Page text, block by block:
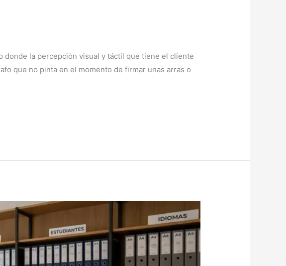
donde la percepción visual y táctil que tiene el cliente
que no pinta en el momento de firmar unas arras o